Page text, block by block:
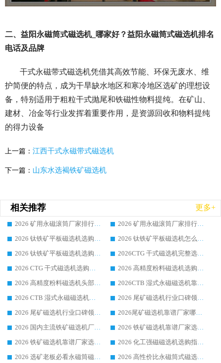
二、益阳永磁筒式磁选机_哪家好？益阳永磁筒式磁选机排名
电话及品牌
干式永磁带式磁选机凭借其高效节能、环保无废水、维
护简便的特点，成为干旱缺水地区和寒冷地区选矿的理想设
备，特别适用于粗粒干式抛尾和铁磁性物料提纯。在矿山、
建材、冶金等行业发挥着重要作用，是资源回收和物料提纯
的得力设备
上一篇： 江西干式永磁带式磁选机
下一篇： 山东水选褐铁矿磁选机
相关推荐 更多+
2026 矿用永磁滚筒厂家排行榜选购干货指南 行业口碑标杆华体会手机网页版-华体会(中国) 实力出众
2026 矿用永磁滚筒厂家排行榜选购指南，行业口碑领域强者华体会手机网页版-华体会(中国)
2026 钛铁矿平板磁选机选购全攻略 市场公认优质品牌厂家实力排行榜
2026 钛铁矿平板磁选机怎么选 靠谱生产企业实力排行榜选购参考攻略
2026 钛铁矿平板磁选机选购指南 行业口碑优选品牌生产企业实力排行榜
2026CTG 干式磁选机完整选购指南 行业口碑顶尖靠谱生产龙头厂家实力推荐
2026 CTG 干式磁选机选购指南|行业口碑靠谱生产厂家领域强者推荐
2026 高精度粉料磁选机选购全攻略 行业优质品牌华体会手机网页版-华体会(中国) 实力深度解析
2026 高精度粉料磁选机头部厂家选购指南 行业口碑靠谱品牌推荐 领域强者华体会手机网页版-华体会(中国) 解析
2026CTB 湿式永磁磁选机靠谱厂家实力排行榜 铁矿选矿设备采购全流程选购指南
2026 CTB 湿式永磁磁选机选购指南|行业口碑良好品牌推荐，领域强者华体会手机网页版-华体会(中国)
2026 尾矿磁选机行业口碑领域强者，源头直供国内主流厂家华体会手机网页版-华体会(中国) 一站式服务
2026 尾矿磁选机行业口碑领域强者，源头直供国内主流厂家华体会手机网页版-华体会(中国) 一站式服务
2026尾矿磁选机靠谱厂家哪家好 行业口碑领域强者华体会手机网页版-华体会(中国) 推荐
2026 国内主流铁矿磁选机厂家选购指南|行业口碑好品牌推荐，领域强者华体会手机网页版-华体会(中国)
2026 铁矿磁选机靠谱厂家选购全攻略 行业标杆华体会手机网页版-华体会(中国) 设备性价比出众
2026 铁矿磁选机靠谱厂家选购指南，领域强者华体会手机网页版-华体会(中国) 铁矿磁选机性价比高
2026 化工强磁磁选机选购指南 5 家行业口碑靠谱厂家领域强者推荐
2026 选矿老板必看永磁筒磁选机推荐 行业头部品牌口碑设备选购全攻略
2026 高性价比永磁筒式磁选机品牌盘点 行业强者口碑实测选购完整指南